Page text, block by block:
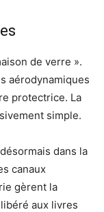
de verre ».
aérodynamiques
protectrice. La
simple.
dans la
canaux
gèrent la
aux livres